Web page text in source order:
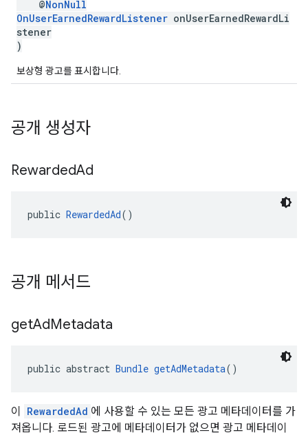
@NonNull
OnUserEarnedRewardListener onUserEarnedRewardLi
stener
)
보상형 광고를 표시합니다.
공개 생성자
RewardedAd
public RewardedAd()
공개 메서드
getAdMetadata
public abstract Bundle getAdMetadata()
이 RewardedAd 에 사용할 수 있는 모든 광고 메타데이터를 가
져옵니다. 로드된 광고에 메타데이터가 없으면 광고 메타데이